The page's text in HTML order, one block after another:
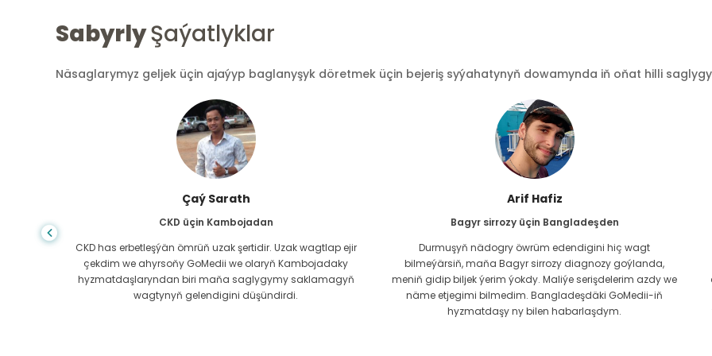
SabyrlyŞaýatlyklar
Näsaglarymyz geljek üçin ajaýyp baglanyşyk döretmek üçin bejeriş syýahatynyň dowamynda iň oňat hilli
Arif Hafiz
Bagyr sirrozy üçin Bangladeşden
Durmuşyň nädogry öwrüm edendigini hiç wagt
bilmeýärsiň, maňa Bagyr sirrozy diagnozy goýlanda,
meniň gidip biljek ýerim ýokdy. Maliýe serişdelerim azdy we
näme etjegimi bilmedim. Bangladeşdäki GoMedii-iň
Işrat Jahan
Kardiologiýa üçin Bangladeşden
GoMedii bilen paýlaşylan baglanyşyk köne. Iki ýyl töweregi
öň karidiak meseläm üçin olar bilen habarlaşdym. Şeýle-
de bolsa, topar hemişe yzygiderli kömek edip gelýär! Maks-
da yzygiderli barlaglarymy geçirmek üçin köplenç
wagtal-wagtal olar bilen habarlaşýaryn, Allanyň toparyny